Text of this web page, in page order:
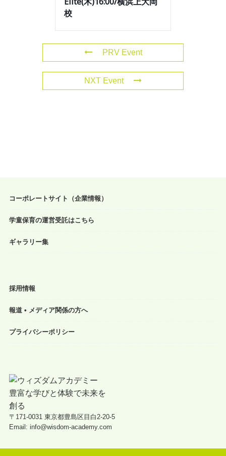
校
PRV Event
NXT Event
コーポレートサイト（企業情報）
学童保育の運営受託はこちら
ギャラリー集
採用情報
報道 • メディア関係の方へ
プライバシーポリシー
〒171-0031 東京都豊島区目白2-20-5
Email: info@wisdom-academy.com